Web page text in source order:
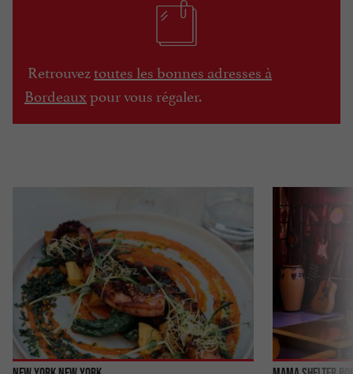
Retrouveztoutes les bonnes adresses à
Bordeauxpour vous régaler.